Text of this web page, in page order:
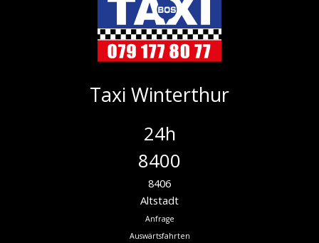
Taxi Winterthur
24h
8400
8406
Altstadt
Anfrage
Auswärtsfahrten